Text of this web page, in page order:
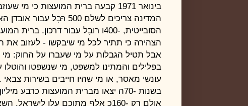
בינואר ‏1971 קבעה ברית המועצות כי מי שעוזבים את
המדינה צריכים לשלם ‏500 רּּבָל עבור אובדן האזרחות
הסובייטית, -400ו רובָל עבור דרכון. ברית המועצות
הצהירה כי תתיר לכל מי שיבקשו - לעזוב את
אבל תטיל הגבלות על מי שעברו על החוק:
בפלילים והמתינו למשפט, מי שנשפטו והוטלו
עונשי מאסר, או מי שהיו חייבים בשירות צבאי .
בשנות -70ה יצאו מברית המועצות כרבע מיליון יהודים
אולם רק -160כ אלף מתוכם עלו לישראל. השאר העדיפו